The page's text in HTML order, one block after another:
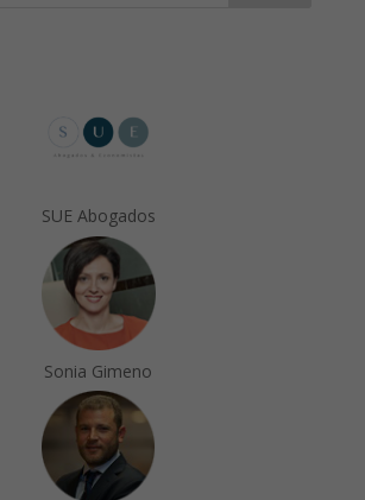
SUE Abogados
Sonia Gimeno